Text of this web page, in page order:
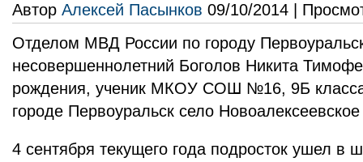
Автор Алексей Пасынков 09/10/2014 |
Отделом МВД России по городу
несовершеннолетний Боголов Никита
рождения, ученик МКОУ СОШ №16, 9Б
городе Первоуральск село
4 сентября текущего года подросток ушел в